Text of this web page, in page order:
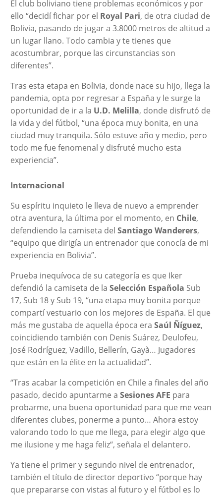
El club boliviano tiene problemas económicos y por
ello “decidí fichar por el Royal Pari, de otra ciudad de
Bolivia, pasando de jugar a 3.8000 metros de altitud a
un lugar llano. Todo cambia y te tienes que
acostumbrar, porque las circunstancias son
diferentes”.
Tras esta etapa en Bolivia, donde nace su hijo, llega la
pandemia, opta por regresar a España y le surge la
oportunidad de ir a la U.D. Melilla, donde disfrutó de
la vida y del fútbol, “una época muy bonita, en una
ciudad muy tranquila. Sólo estuve año y medio, pero
todo me fue fenomenal y disfruté mucho esta
experiencia”.
Internacional
Su espíritu inquieto le lleva de nuevo a emprender
otra aventura, la última por el momento, en Chile,
defendiendo la camiseta del Santiago Wanderers,
“equipo que dirigía un entrenador que conocía de mi
experiencia en Bolivia”.
Prueba inequívoca de su categoría es que Iker
defendió la camiseta de la Selección Española Sub
17, Sub 18 y Sub 19, “una etapa muy bonita porque
compartí vestuario con los mejores de España. El que
más me gustaba de aquella época era Saúl Ñíguez,
coincidiendo también con Denis Suárez, Deulofeu,
José Rodríguez, Vadillo, Bellerín, Gayà… Jugadores
que están en la élite en la actualidad”.
“Tras acabar la competición en Chile a finales del año
pasado, decido apuntarme a Sesiones AFE para
probarme, una buena oportunidad para que me vean
diferentes clubes, ponerme a punto… Ahora estoy
valorando todo lo que me llega, para elegir algo que
me ilusione y me haga feliz“, señala el delantero.
Ya tiene el primer y segundo nivel de entrenador,
también el título de director deportivo “porque hay
que prepararse con vistas al futuro y el fútbol es lo